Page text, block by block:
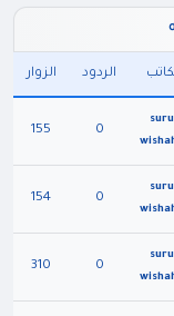
الردود الزوار
0
155
0
154
0
310